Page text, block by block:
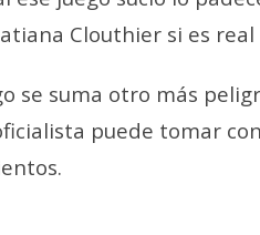
Clouthier si es
se suma otro más
puede tomar